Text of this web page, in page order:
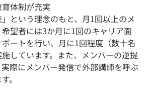
体制が充実
という理念のもと、月1回以上のメ
望者には3か月に1回のキャリア面
ートを行い、月に1回程度（数十名
しています。また、メンバーの逆提
際にメンバー発信で外部講師を呼ぶ
。